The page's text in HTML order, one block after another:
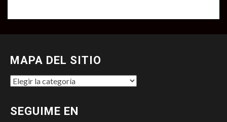
MAPA DEL SITIO
MAPA
SITIO
SEGUIME EN